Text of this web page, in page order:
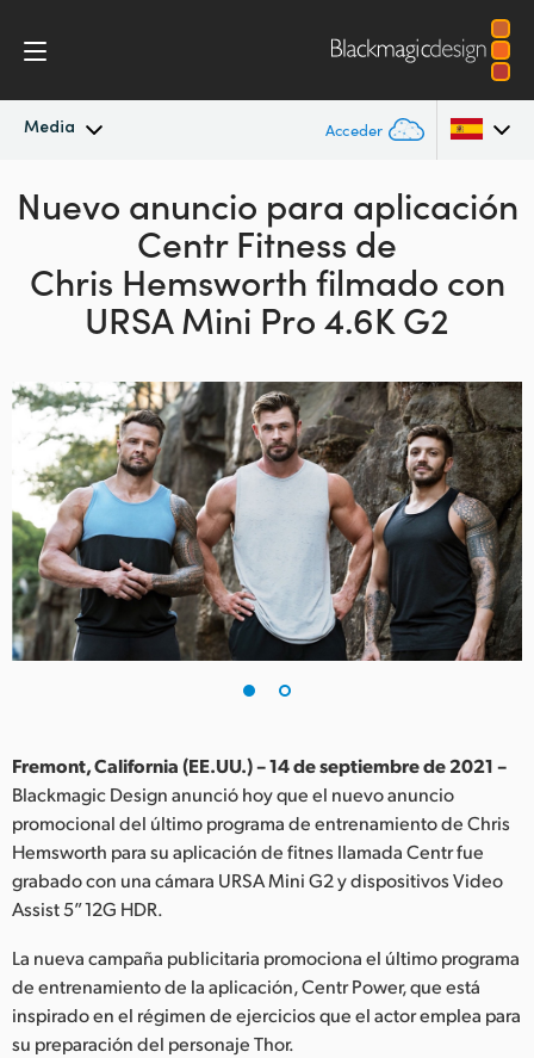
Media Acceder
Novedades
Australia
Austria
Canada
China
Denmark
Finland
France
Germany
India
Italy
Japan
Korea
Mexico
Malaysia
Nuevo anuncio para aplicación
Centr Fitness de
Chris Hemsworthfilmado con
URSA Mini Pro 4.6K G2
Fremont, California (EE.UU.) – 14 de septiembre de 2021 –
Blackmagic Design anunció hoy que el nuevo anuncio
promocional del último programa de entrenamiento de Chris
Hemsworth para su aplicación de fitnes llamada Centr fue
grabado con una cámara URSA Mini G2 y dispositivos Video
Assist 5” 12G HDR.
La nueva campaña publicitaria promociona el último programa
de entrenamiento de la aplicación, Centr Power, que está
inspirado en el régimen de ejercicios que el actor emplea para
su preparación del personaje Thor.